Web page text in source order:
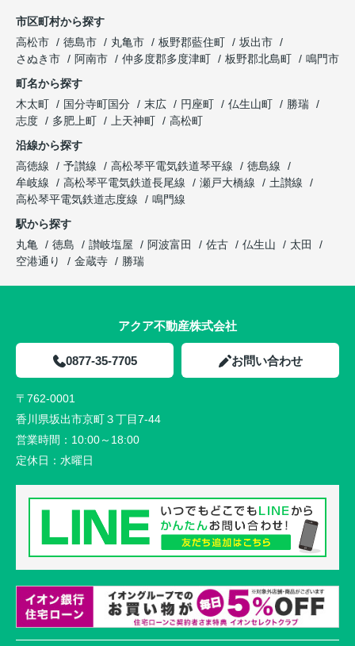
市区町村から探す
高松市
徳島市 丸亀市 板野郡藍住町
坂出市
さぬき市
阿南市 仲多度郡多度津町 板野郡北島町
鳴門市
町名から探す
木太町
国分寺町国分 末広 円座町 仏生山町
勝瑞
志度
多肥上町 上天神町
高松町
沿線から探す
高徳線
予讃線 高松琴平電気鉄道琴平線
徳島線
牟岐線
高松琴平電気鉄道長尾線 瀬戸大橋線
土讃線
高松琴平電気鉄道志度線
鳴門線
駅から探す
丸亀
徳島 讃岐塩屋 阿波富田 佐古 仏生山
太田
空港通り
金蔵寺 勝瑞
アクア不動産株式会社
0877-35-7705 お問い合わせ
〒762-0001
香川県坂出市京町３丁目7-44
営業時間： 10:00～18:00
定休日： 水曜日